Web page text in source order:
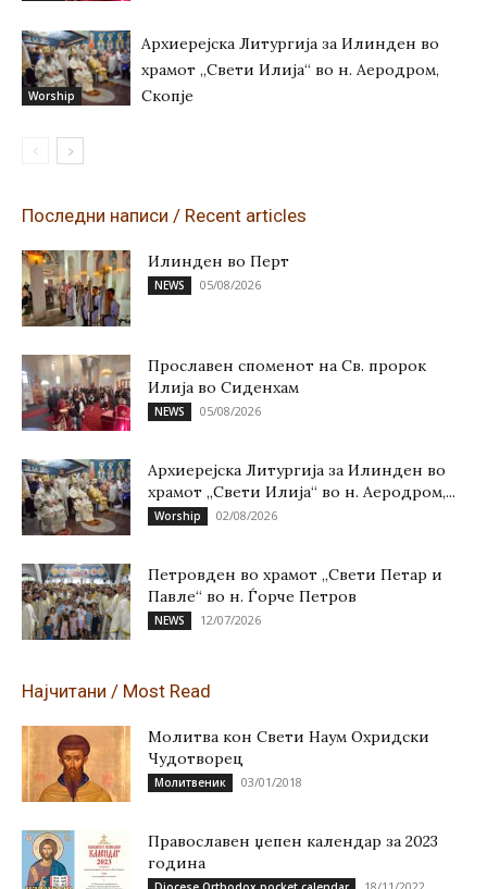
Worship
Архиерејска Литургија за Илинден во
храмот „Свети Илија“ во н. Аеродром,
Скопје
Последни написи / Recent articles
Илинден во Перт
NEWS 05/08/2026
Прославен споменот на Св. пророк
Илија во Сиденхам
NEWS 05/08/2026
Архиерејска Литургија за Илинден во
храмот „Свети Илија“ во н. Аеродром,...
Worship 02/08/2026
Петровден во храмот „Свети Петар и
Павле“ во н. Ѓорче Петров
NEWS 12/07/2026
Најчитани / Most Read
Молитва кон Свети Наум Охридски
Чудотворец
Молитвеник 03/01/2018
Православен џепен календар за 2023
година